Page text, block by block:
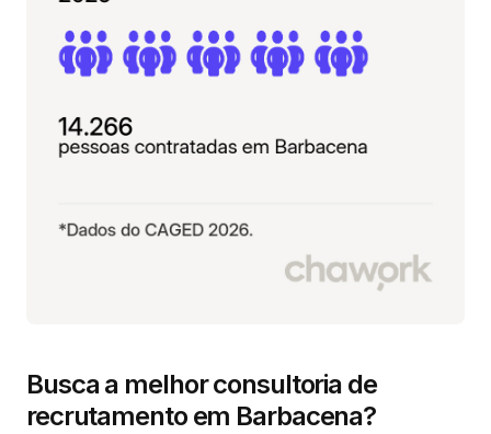
Busca a melhor consultoria de
recrutamento em Barbacena?